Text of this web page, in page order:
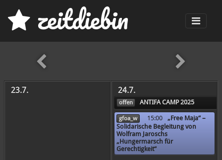
zeitdiebin
früher
23.7. 24.7.
offen ANTIFA CAMP 2025
gfoa_w 15:00
„Free Maja“ –
Solidarische Begleitung von
Wolfram Jaroschs
„Hungermarsch für
Gerechtigkeit“